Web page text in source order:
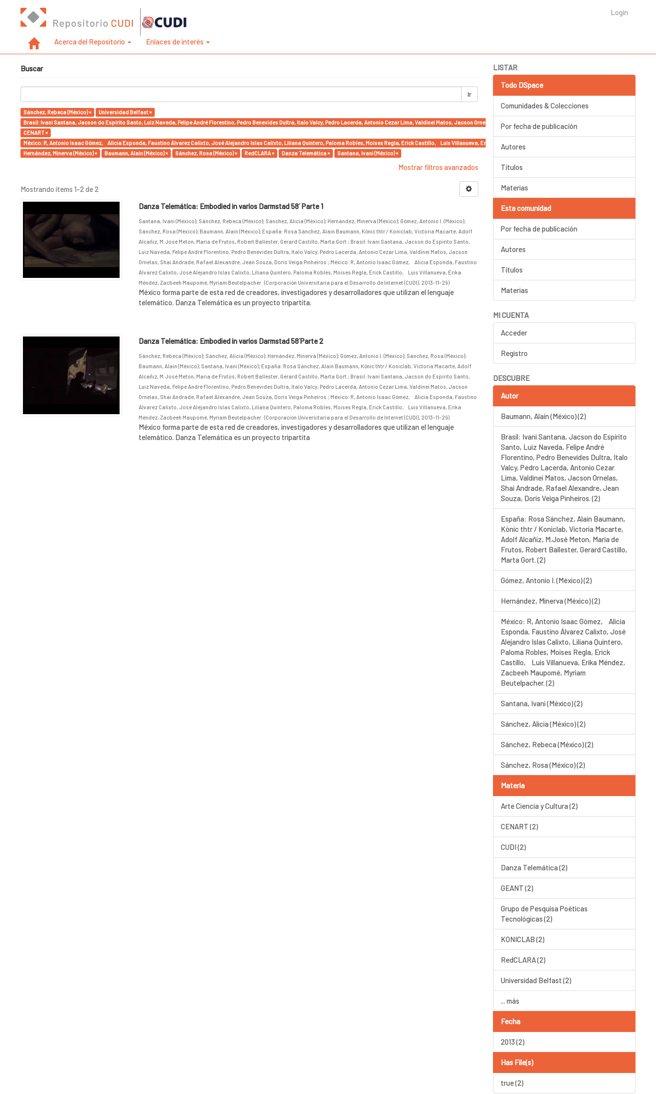
Login
Acerca del Repositorio Enlaces de interés
Buscar
Ir
Sánchez, Rebeca (México) ×
Universidad Belfast ×
Brasil: Ivani Santana, Jacson do Espírito Santo, Luiz Naveda, Felipe André Florentino, Pedro Benevides Dultra, Italo Valcy, Pedro Lacerda, Antonio Cezar Lima, Valdinei Matos, Jacson Ornelas, Shai Andrade, Rafael Alexandre, Jean Souza, Doris Veiga
CENART ×
México: R, Antonio Isaac Gómez, Alicia Esponda, Faustino Álvarez Calixto, José Alejandro Islas Calixto, Liliana Quintero, Paloma Robles, Moises Regla, Erick Castillo, Luis Villanueva, Erika Méndez, Zacbeeh Maupomé, Myriam Beutelpacher. ×
Hernández, Minerva (México) ×
Baumann, Alain (México) × Sánchez, Rosa (México) × RedCLARA × Danza Telemática × Santana, Ivani (México) ×
Mostrar filtros avanzados
Mostrando ítems 1-2 de 2
Danza Telemática: Embodied in varios Darmstad 58´ Parte 1
Santana, Ivani (México); Sánchez, Rebeca (México); Sánchez, Alicia (México); Hernández, Minerva (México); Gómez, Antonio I. (México);
Sánchez, Rosa (México); Baumann, Alain (México); España: Rosa Sánchez, Alain Baumann, Kònic thtr / Koniclab, Victoria Macarte, Adolf
Alcañiz, M.José Meton, Maria de Frutos, Robert Ballester, Gerard Castillo, Marta Gort. ; Brasil: Ivani Santana, Jacson do Espírito Santo,
Luiz Naveda, Felipe André Florentino, Pedro Benevides Dultra, Italo Valcy, Pedro Lacerda, Antonio Cezar Lima, Valdinei Matos, Jacson
Ornelas, Shai Andrade, Rafael Alexandre, Jean Souza, Doris Veiga Pinheiros. ; México: R, Antonio Isaac Gómez, Alicia Esponda, Faustino
Álvarez Calixto, José Alejandro Islas Calixto, Liliana Quintero, Paloma Robles, Moises Regla, Erick Castillo, Luis Villanueva, Erika
Méndez, Zacbeeh Maupomé, Myriam Beutelpacher. (Corporación Universitaria para el Desarrollo de Internet (CUDI), 2013-11-29)
México forma parte de esta red de creadores, investigadores y desarrolladores que utilizan el lenguaje
telemático. Danza Telemática es un proyecto tripartita.
Danza Telemática: Embodied in varios Darmstad 58´Parte 2
Sánchez, Rebeca (México); Sánchez, Alicia (México); Hernández, Minerva (México); Gómez, Antonio I. (México); Sánchez, Rosa (México);
Baumann, Alain (México); Santana, Ivani (México); España: Rosa Sánchez, Alain Baumann, Kònic thtr / Koniclab, Victoria Macarte, Adolf
Alcañiz, M.José Meton, Maria de Frutos, Robert Ballester, Gerard Castillo, Marta Gort. ; Brasil: Ivani Santana, Jacson do Espírito Santo,
Luiz Naveda, Felipe André Florentino, Pedro Benevides Dultra, Italo Valcy, Pedro Lacerda, Antonio Cezar Lima, Valdinei Matos, Jacson
Ornelas, Shai Andrade, Rafael Alexandre, Jean Souza, Doris Veiga Pinheiros. ; México: R, Antonio Isaac Gómez, Alicia Esponda, Faustino
Álvarez Calixto, José Alejandro Islas Calixto, Liliana Quintero, Paloma Robles, Moises Regla, Erick Castillo, Luis Villanueva, Erika
Méndez, Zacbeeh Maupomé, Myriam Beutelpacher. (Corporación Universitaria para el Desarrollo de Internet (CUDI), 2013-11-29)
México forma parte de esta red de creadores, investigadores y desarrolladores que utilizan el lenguaje
telemático. Danza Telemática es un proyecto tripartita
LISTAR
Todo DSpace
Comunidades & Colecciones
Por fecha de publicación
Autores
Títulos
Materias
Esta comunidad
Por fecha de publicación
Autores
Títulos
Materias
MI CUENTA
Acceder
Registro
DESCUBRE
Autor
Baumann, Alain (México) (2)
Brasil: Ivani Santana, Jacson do Espírito
Santo, Luiz Naveda, Felipe André
Florentino, Pedro Benevides Dultra, Italo
Valcy, Pedro Lacerda, Antonio Cezar
Lima, Valdinei Matos, Jacson Ornelas,
Shai Andrade, Rafael Alexandre, Jean
Souza, Doris Veiga Pinheiros. (2)
España: Rosa Sánchez, Alain Baumann,
Kònic thtr / Koniclab, Victoria Macarte,
Adolf Alcañiz, M.José Meton, Maria de
Frutos, Robert Ballester, Gerard Castillo,
Marta Gort. (2)
Gómez, Antonio I. (México) (2)
Hernández, Minerva (México) (2)
México: R, Antonio Isaac Gómez, Alicia
Esponda, Faustino Álvarez Calixto, José
Alejandro Islas Calixto, Liliana Quintero,
Paloma Robles, Moises Regla, Erick
Castillo, Luis Villanueva, Erika Méndez,
Zacbeeh Maupomé, Myriam
Beutelpacher. (2)
Santana, Ivani (México) (2)
Sánchez, Alicia (México) (2)
Sánchez, Rebeca (México) (2)
Sánchez, Rosa (México) (2)
Materia
Arte Ciencia y Cultura (2)
CENART (2)
CUDI (2)
Danza Telemática (2)
GEANT (2)
Grupo de Pesquisa Poéticas
Tecnológicas (2)
KONICLAB (2)
RedCLARA (2)
Universidad Belfast (2)
... más
Fecha
2013 (2)
Has File(s)
true (2)